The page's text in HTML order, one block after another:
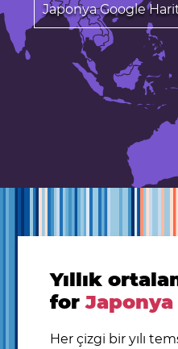
Japonya Google
Yıllık
forJaponya
Her çizgi bir yılı